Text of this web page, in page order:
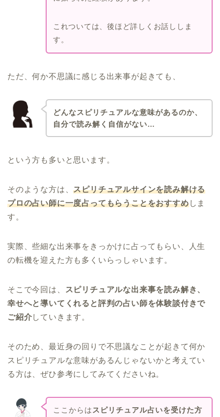
これついては、後ほど詳しくお話ししま
す。
ただ、何か不思議に感じる出来事が起きても、
どんなスピリチュアルな意味があるのか、
自分で読み解く自信がない…
という方も多いと思います。
そのような方は、スピリチュアルサインを読み解ける
プロの占い師に一度占ってもらうことをおすすめしま
す。
実際、些細な出来事をきっかけに占ってもらい、人生
の転機を迎えた方も多くいらっしゃいます。
そこで今回は、
スピリチュアルな出来事を読み解き、
幸せへと導いてくれると評判の占い師を体験談付きで
ご紹介していきます。
そのため、最近身の回りで不思議なことが起きて何か
スピリチュアルな意味があるんじゃないかと考えてい
る方は、ぜひ参考にしてみてくださいね。
ここからは スピリチュアル占いを受けた方